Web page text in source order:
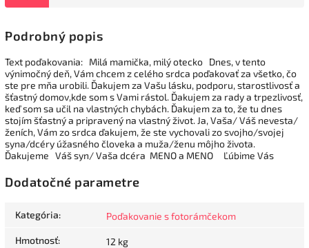
Podrobný popis
Text poďakovania: Milá mamička, milý otecko Dnes, v tento
výnimočný deň, Vám chcem z celého srdca poďakovať za všetko, čo
ste pre mňa urobili. Ďakujem za Vašu lásku, podporu, starostlivosť a
šťastný domov,kde som s Vami rástol. Ďakujem za rady a trpezlivosť,
keď som sa učil na vlastných chybách. Ďakujem za to, že tu dnes
stojím šťastný a pripravený na vlastný život. Ja, Vaša/ Váš nevesta/
ženích, Vám zo srdca ďakujem, že ste vychovali zo svojho/svojej
syna/dcéry úžasného človeka a muža/ženu môjho života.
Ďakujeme Váš syn/ Vaša dcéra MENO a MENO Ľúbime Vás
Dodatočné parametre
Kategória: Poďakovanie s fotorámčekom
Hmotnosť: 12 kg